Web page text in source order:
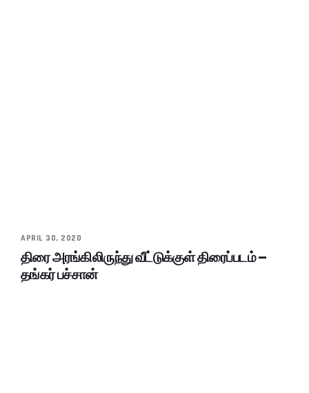
APRIL 30, 2020
திரை அரங்கிலிருந்து வீட்டுக்குள் திரைப்படம் –
தங்கர் பச்சான்